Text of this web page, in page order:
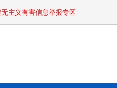
主义有害信息举报专区